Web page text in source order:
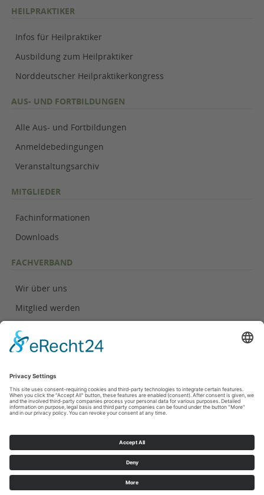
HEILPRAKTIKER
Infos für Heilpraktiker
Ausbildung zum Heilpraktiker
Norddeutscher Heilpraktikerkongress
AUS- UND FORTBILDUNGEN
Alle Aus- und Fortbildungen
Anmeldebedingungen
Veranstaltungsarchiv
MITGLIEDER
Fachinformationen
Downloads
FACHVERBAND
Wir über uns
Mitglied werden
KONTAKT
Kontakt
Impressum
Datenschutzinformationen
Cookie-Einstellungen
Bildnachweis
oben